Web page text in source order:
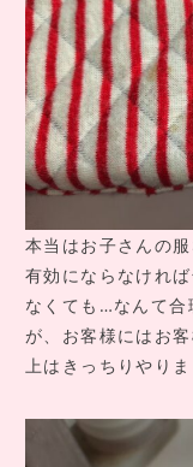
アクセ
本当はお子さんの
有効にならなけれ
なくても…なんて合
が、お客様にはお
上はきっちりやりま